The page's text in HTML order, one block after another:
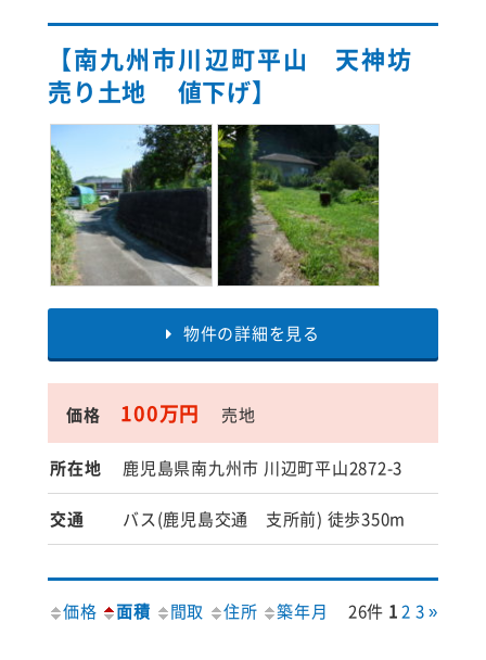
【南九州市川辺町平山 天神坊
売り土地 値下げ】
物件の詳細を見る
価格 100万円 売地
所在地 鹿児島県南九州市 川辺町平山2872-3
交通 バス(鹿児島交通 支所前) 徒歩350m
価格 面積 間取 住所 築年月 26件 12 3»